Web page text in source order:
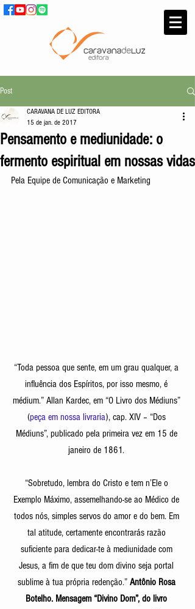
Post
Pensamento e mediunidade: o
fermento espiritual em nossas vidas
CARAVANA DE LUZ EDITORA
15 de jan. de 2017
Pela Equipe de Comunicação e Marketing
“Toda pessoa que sente, em um grau qualquer, a
influência dos Espíritos, por isso mesmo, é
médium.” Allan Kardec, em “O Livro dos Médiuns”
(peça em nossa livraria), cap. XIV – “Dos
Médiuns”, publicado pela primeira vez em 15 de
janeiro de 1861.
“Sobretudo, lembra do Cristo e tem n’Ele o
Exemplo Máximo, assemelhando-se ao Médico de
todos nós, simples servos do amor e do bem. Em
tal atitude, certamente encontrarás razão
suficiente para dedicar-te à mediunidade com
Jesus, a fim de que teu dom divino seja portal
sublime à tua própria redenção.” Antônio Rosa
Botelho. Mensagem “Divino Dom”, do livro